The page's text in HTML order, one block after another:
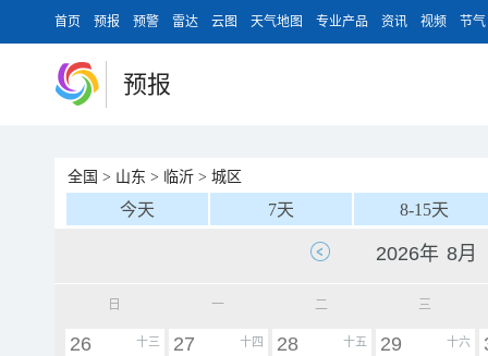
首页 预报 预警 雷达 云图 天气地图 专业产品 资讯 视频 节气
预报
全国 > 山东 > 临沂 > 城区
今天 7天 8-15天
日 一 二 三
十三
26 十四
27 十五
28 十六
29